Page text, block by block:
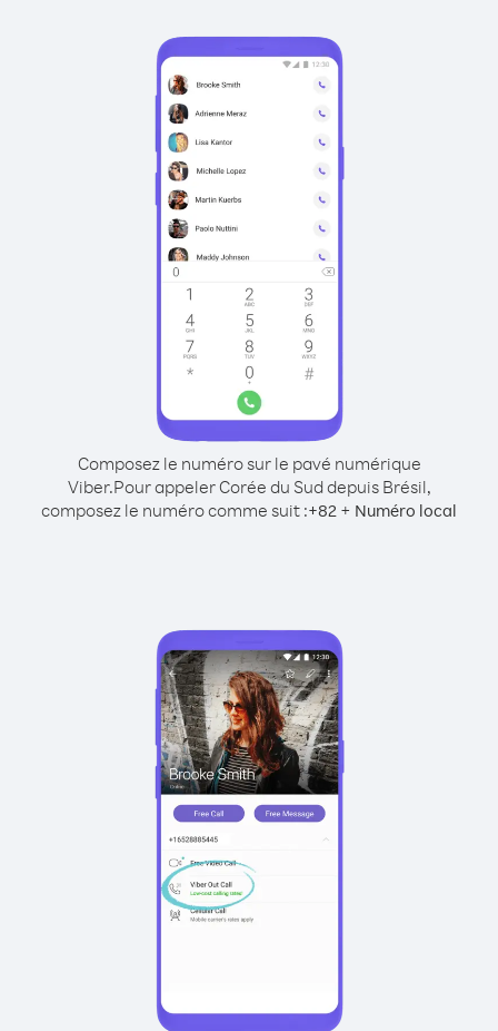
Composez le numéro sur le pavé numérique
Viber.Pour appeler Corée du Sud depuis Brésil,
composez le numéro comme suit :+82 + Numéro local